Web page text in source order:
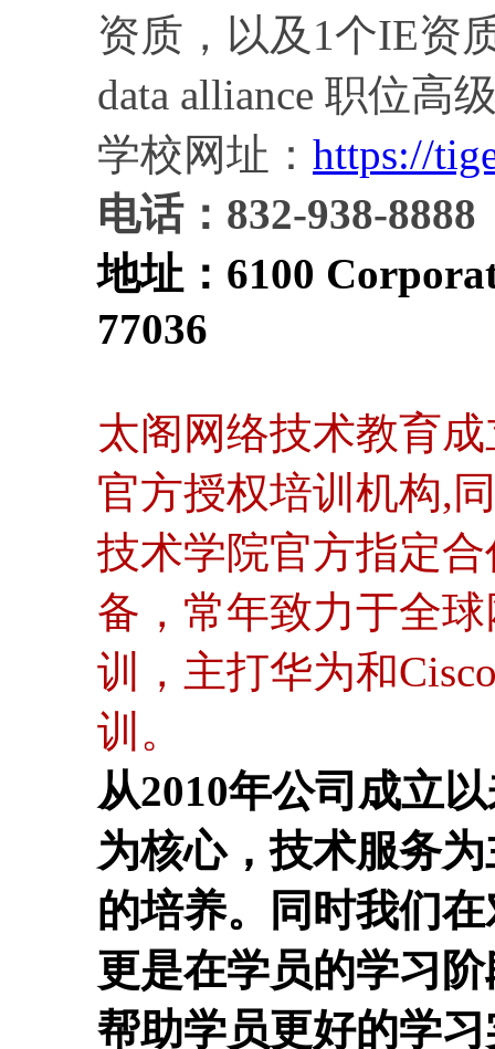
资质，以及1个IE资
data alliance 职位高
学校网址： https://
电话：832-938-8888
地址： 6100
77036
太阁网络技术教育
官方授权培训机构,
技术学院官方指定
备，常年致力于全
训，主打华为和
训。
从2010年公司成立
为核心，技术服务
的培养。同时我们
更是在学员的学习
帮助学员更好的学